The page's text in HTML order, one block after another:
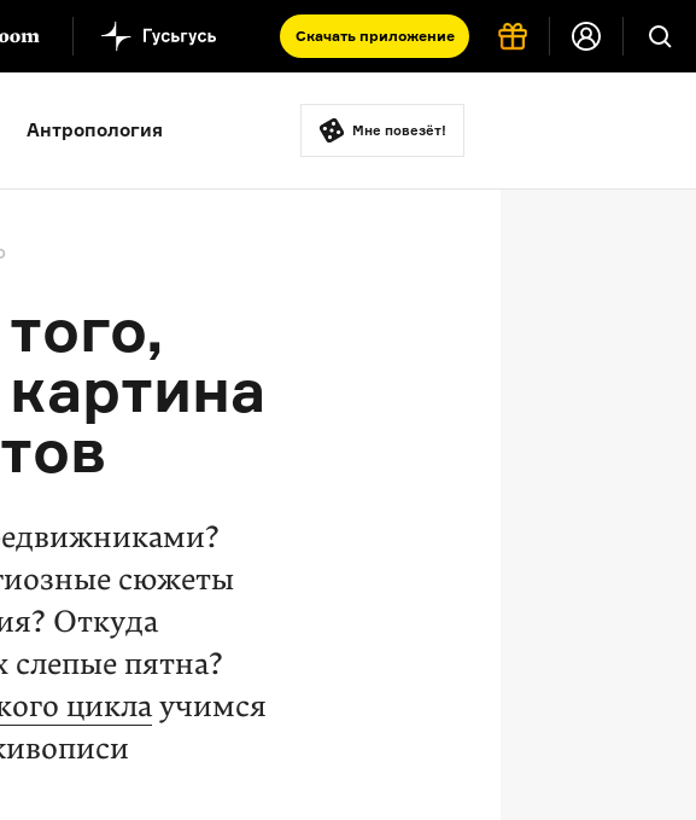
Скачать приложение
«лол кек»
Что такое античность
Антропология Мне повезёт!
сюжеты
Откуда
cлепые пятна?
циклаучимся